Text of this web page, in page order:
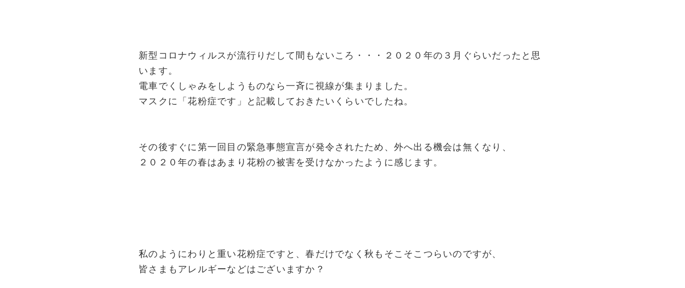
新型コロナウィルスが流行りだして間もないころ・・・２０２０年の３月ぐらいだったと思
います。
電車でくしゃみをしようものなら一斉に視線が集まりました。
マスクに「花粉症です」と記載しておきたいくらいでしたね。
その後すぐに第一回目の緊急事態宣言が発令されたため、外へ出る機会は無くなり、
２０２０年の春はあまり花粉の被害を受けなかったように感じます。
私のようにわりと重い花粉症ですと、春だけでなく秋もそこそこつらいのですが、
皆さまもアレルギーなどはございますか？